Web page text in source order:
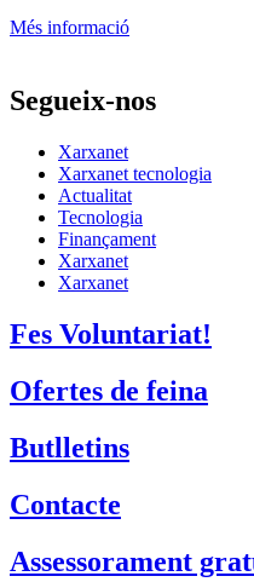
Més informació
Segueix-nos
Xarxanet
Xarxanet tecnologia
Actualitat
Tecnologia
Finançament
Xarxanet
Xarxanet
Fes Voluntariat!
Ofertes de feina
Butlletins
Contacte
Assessorament